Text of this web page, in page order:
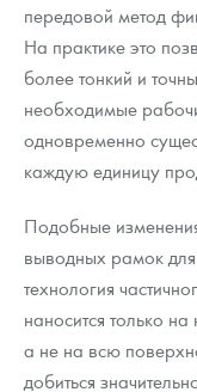
передовой метод
На практике это
более тонкий и
необходимые
одновременно
каждую единицу
Подобные
выводных рамок
технология
наносится только
а не на всю
добиться